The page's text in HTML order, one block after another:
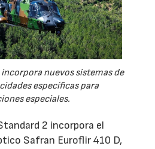
nuevos sistemas de
específicas para
especiales.
2 incorpora el
Safran Euroflir 410 D,